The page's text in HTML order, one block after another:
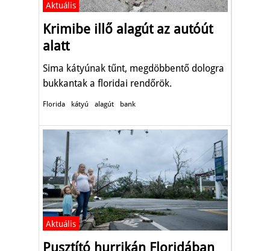
Aktuális
Krimibe illő alagút az autóút
alatt
Sima kátyúnak tűnt, megdöbbentő dologra
bukkantak a floridai rendőrök.
Florida kátyú alagút bank
Aktuális
Pusztító hurrikán Floridában